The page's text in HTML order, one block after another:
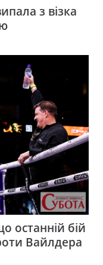
з візка
останній бій
Вайлдера